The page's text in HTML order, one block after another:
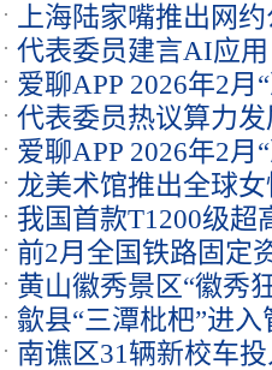
度上海陆家嘴推出网
代表委员建言AI应
爱聊APP 2026年2
代表委员热议算力
爱聊APP 2026年2
龙美术馆推出全球
我国首款T1200级超
前2月全国铁路固定
黄山徽秀景区“徽秀
歙县“三潭枇杷”进
南谯区31辆新校车